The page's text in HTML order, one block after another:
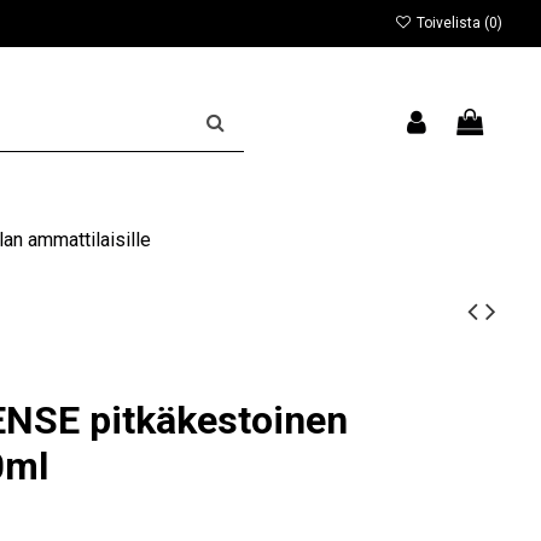
Toivelista (0)
ammattilaisille
pitkäkestoinen